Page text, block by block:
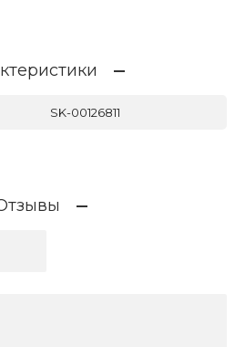
SK-00126811